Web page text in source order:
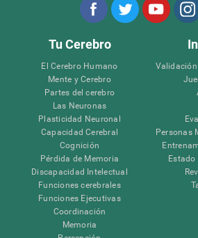
Tu Cerebro
El Cerebro Humano
Mente y Cerebro
Partes del cerebro
Las Neuronas
Plasticidad Neuronal
Capacidad Cerebral
Cognición
Pérdida de Memoria
Discapacidad Intelectual
Funciones cerebrales
Funciones Ejecutivas
Coordinación
Memoria
Personas